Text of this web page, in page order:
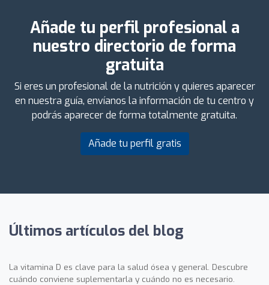
Añade tu perfil profesional a
nuestro directorio de forma
gratuita
Si eres un profesional de la nutrición y quieres aparecer
en nuestra guía, envíanos la información de tu centro y
podrás aparecer de forma totalmente gratuita.
Añade tu perfil gratis
Últimos artículos del blog
La vitamina D es clave para la salud ósea y general. Descubre
cuándo conviene suplementarla y cuándo no es necesario.